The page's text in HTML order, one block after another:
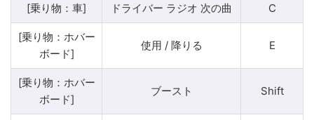
[乗り物：車] ドライバー ラジオ 次の曲 C
[乗り物：ホバー
ボード]
使用 / 降りる E
[乗り物：ホバー
ボード]
ブースト Shift